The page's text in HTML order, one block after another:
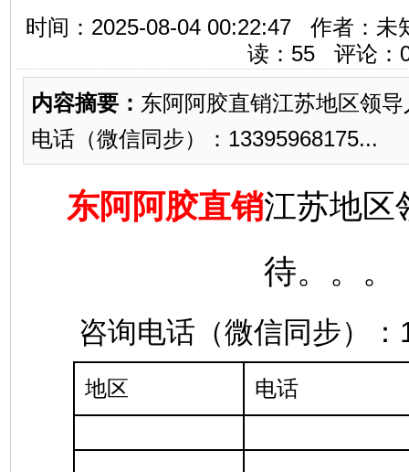
时间：2025-08-04 00:22:47 作者：
读： 55评论：
内容摘要： 东阿阿胶直销江苏地区领
电话（微信同步）：13395968175...
东阿阿胶直销江苏地区
待。。。
咨询电话（微信同步）
地区 电话